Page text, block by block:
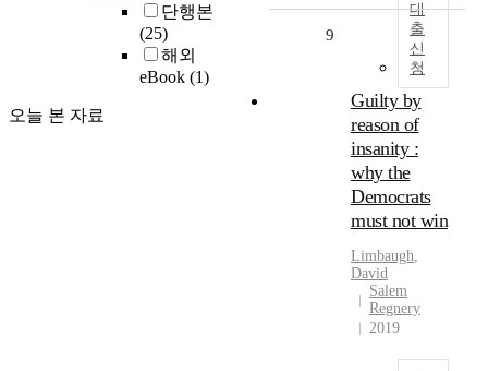
단행본
(25)
해외
eBook (1)
오늘 본 자료
대
출
신
청
9
Guilty by
reason of
insanity :
why the
Democrats
must not win
Limbaugh,
David
Salem
Regnery
2019